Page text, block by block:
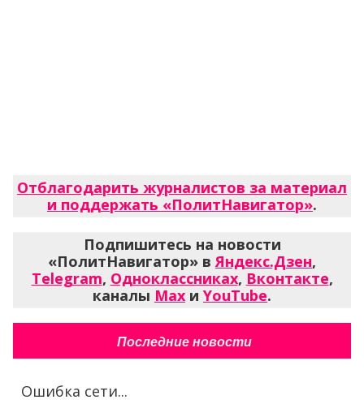
Отблагодарить журналистов за материал
и поддержать «ПолитНавигатор».
Подпишитесь на новости
«ПолитНавигатор» вЯндекс.Дзен,
Telegram, Одноклассниках, Вконтакте,
каналы Max и YouTube.
Последние новости
Ошибка сети...